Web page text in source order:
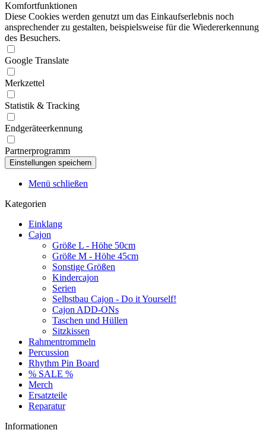
Komfortfunktionen
Diese Cookies werden genutzt um das Einkaufserlebnis noch
ansprechender zu gestalten, beispielsweise für die Wiedererkennung
des Besuchers.
Google Translate
Merkzettel
Statistik & Tracking
Endgeräteerkennung
Partnerprogramm
Menü schließen
Kategorien
Einklang
Cajon
Größe L - Höhe 50cm
Größe M - Höhe 45cm
Sonstige Größen
Kindercajon
Serien
Selbstbau Cajon - Do it Yourself!
Cajon ADD-ONs
Taschen und Hüllen
Sitzkissen
Rahmentrommeln
Percussion
Rhythm Pin Board
% SALE %
Merch
Ersatzteile
Reparatur
Informationen